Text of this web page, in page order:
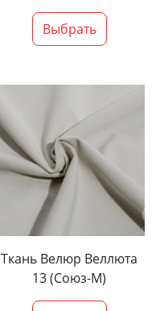
Выбрать
Ткань Велюр Веллюта
13 (Союз-М)